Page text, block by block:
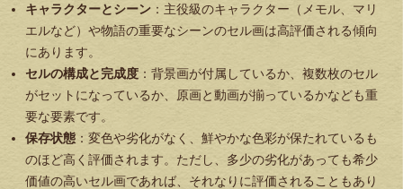
キャラクターとシーン ：主役級のキャラクター（メモル、マリ
エルなど）や物語の重要なシーンのセル画は高評価される傾向
にあります。
セルの構成と完成度 ：背景画が付属しているか、複数枚のセル
がセットになっているか、原画と動画が揃っているかなども重
要な要素です。
保存状態 ：変色や劣化がなく、鮮やかな色彩が保たれているも
のほど高く評価されます。ただし、多少の劣化があっても希少
価値の高いセル画であれば、それなりに評価されることもあり